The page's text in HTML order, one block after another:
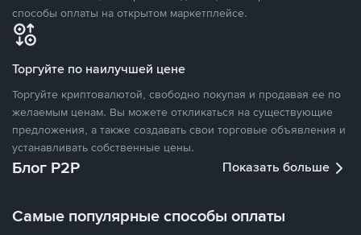
способы оплаты на открытом маркетплейсе.
Торгуйте по наилучшей цене
Торгуйте криптовалютой, свободно покупая и продавая ее по
желаемым ценам. Вы можете откликаться на существующие
предложения, а также создавать свои торговые объявления и
устанавливать собственные цены.
Блог P2P Показать больше
Самые популярные способы оплаты